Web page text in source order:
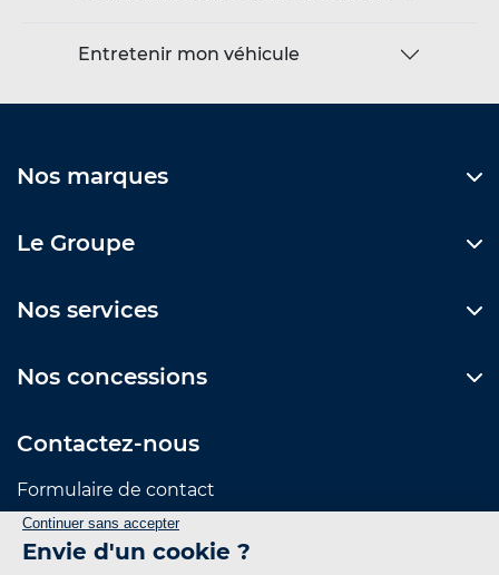
Entretenir mon véhicule
Nos marques
Le Groupe
Nos services
Nos concessions
Contactez-nous
Formulaire de contact
Suivez-nous